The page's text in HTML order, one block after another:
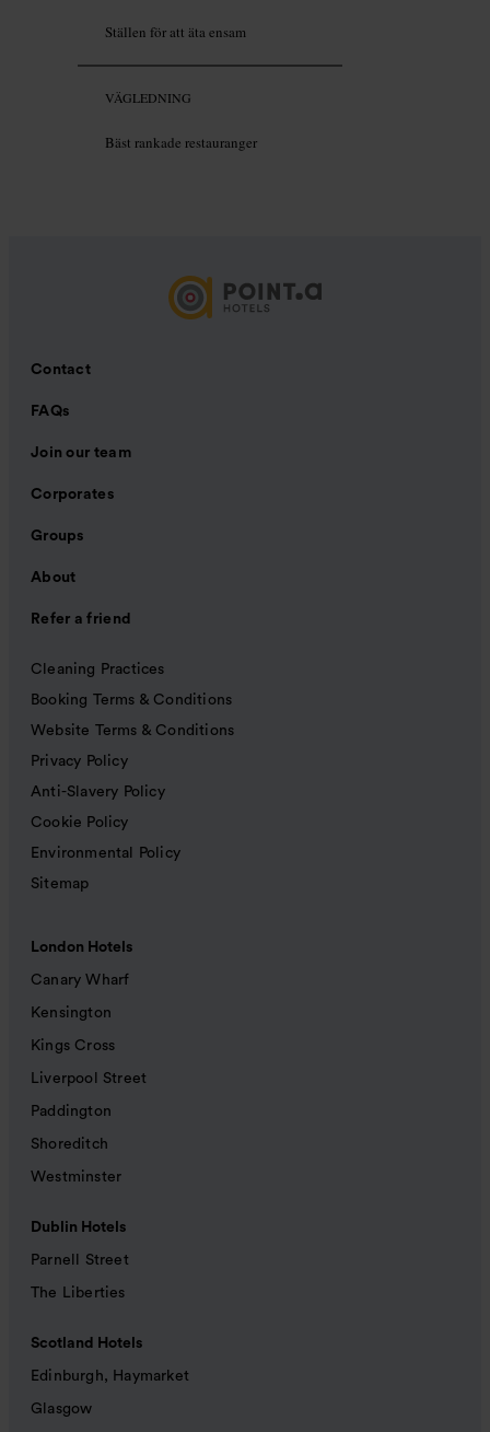
Ställen för att äta ensam
VÄGLEDNING
Bäst rankade restauranger
Contact
FAQs
Join our team
Corporates
Groups
About
Refer a friend
Cleaning Practices
Booking Terms & Conditions
Website Terms & Conditions
Privacy Policy
Anti-Slavery Policy
Cookie Policy
Environmental Policy
Sitemap
London Hotels
Canary Wharf
Kensington
Kings Cross
Liverpool Street
Paddington
Shoreditch
Westminster
Dublin Hotels
Parnell Street
The Liberties
Scotland Hotels
Edinburgh, Haymarket
Glasgow